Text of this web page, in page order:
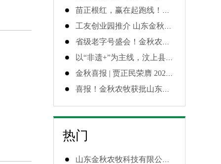
苗正根红，赢在起跑线！金秋农牧纯种汶上芦花鸡苗，开启您的高效养殖之路
工友创业园推介 山东金秋农牧科技股份有限公司：深耕芦花鸡产业 赋能乡村振兴
省级老字号盛会！金秋农牧受邀参会
以“非遗+”为主线，汶上县探索非遗融入现代生活发展新路径
金秋喜报 | 贾正民荣膺 2025 年度 “齐鲁乡村之星”
喜报！金秋农牧获批山东省博士后创新实践基地，高层次创新再添新平台！
热门
山东金秋农牧科技有限公司与中国农业大学吴常信院士及其团队签订了“技术合作协议”